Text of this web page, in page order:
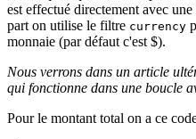
est effectué directement avec
part on utilise le filtre currency
monnaie (par défaut c'est $).
Nous verrons dans un article
qui fonctionne dans une boucle
Pour le montant total on a ce